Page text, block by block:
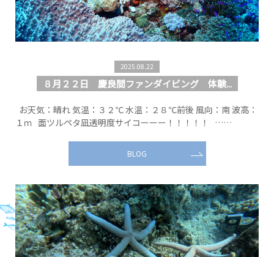
2025.08.22
８月２２日 慶良間ファンダイビング 体験...
お天気：晴れ 気温：３２℃ 水温：２８℃前後 風向：南 波高：
１ｍ 面ツルペタ凪透明度サイコーーー！！！！！ ……
BLOG